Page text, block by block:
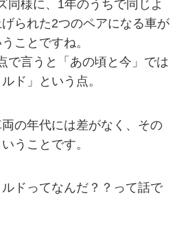
同様に、1年のうちで同じよ
られた2つのペアになる車が
ことですね。
で言うと「あの頃と今」では
ド」という点。
の年代には差がなく、その
うことです。
ドってなんだ？？って話で